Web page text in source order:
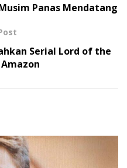
Panas Mendatang
Serial Lord of the